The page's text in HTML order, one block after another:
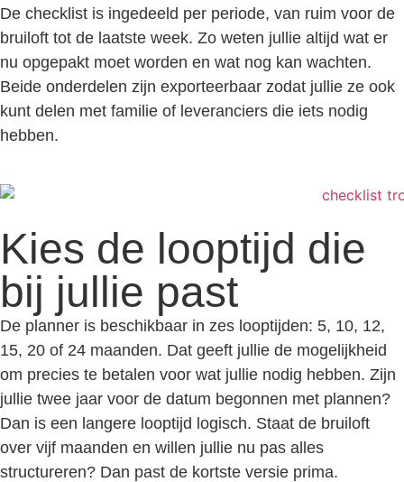
De checklist is ingedeeld per periode, van ruim voor de
bruiloft tot de laatste week. Zo weten jullie altijd wat er
nu opgepakt moet worden en wat nog kan wachten.
Beide onderdelen zijn exporteerbaar zodat jullie ze ook
kunt delen met familie of leveranciers die iets nodig
hebben.
Kies de looptijd die
bij jullie past
De planner is beschikbaar in zes looptijden: 5, 10, 12,
15, 20 of 24 maanden. Dat geeft jullie de mogelijkheid
om precies te betalen voor wat jullie nodig hebben. Zijn
jullie twee jaar voor de datum begonnen met plannen?
Dan is een langere looptijd logisch. Staat de bruiloft
over vijf maanden en willen jullie nu pas alles
structureren? Dan past de kortste versie prima.